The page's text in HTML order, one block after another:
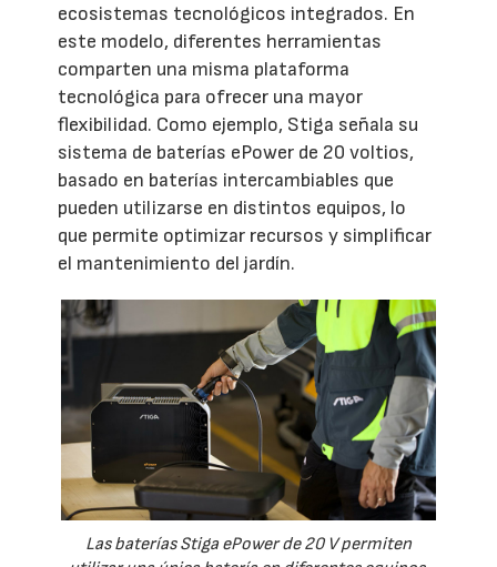
ecosistemas tecnológicos integrados. En
este modelo, diferentes herramientas
comparten una misma plataforma
tecnológica para ofrecer una mayor
flexibilidad. Como ejemplo, Stiga señala su
sistema de baterías ePower de 20 voltios,
basado en baterías intercambiables que
pueden utilizarse en distintos equipos, lo
que permite optimizar recursos y simplificar
el mantenimiento del jardín.
Las baterías Stiga ePower de 20 V permiten